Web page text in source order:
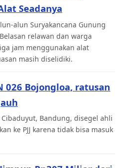
Seadanya
alun Suryakancana Gunung
relawan dan warga
jam menggunakan alat
masih diselidiki.
026 Bojongloa, ratusan
Cibaduyut, Bandung, disegel ahli
ke PJJ karena tidak bisa masuk